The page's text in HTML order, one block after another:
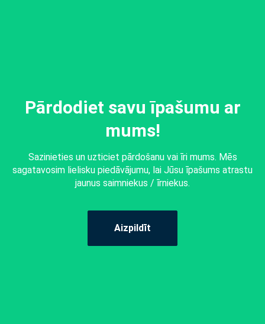
Pārdodiet savu īpašumu ar
mums!
Sazinieties un uzticiet pārdošanu vai īri mums. Mēs
sagatavosim lielisku piedāvājumu, lai Jūsu īpašums atrastu
jaunus saimniekus / īrniekus.
Aizpildīt